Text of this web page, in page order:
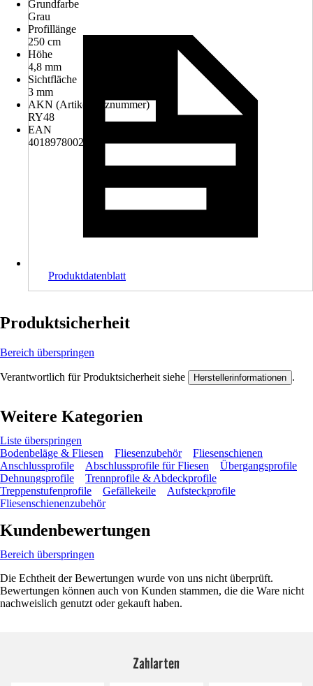
Grundfarbe
Grau
Profillänge
250 cm
Höhe
4,8 mm
Sichtfläche
3 mm
AKN (Artikelkurznummer)
RY48
EAN
4018978002663
Produktdatenblatt
Produktsicherheit
Bereich überspringen
Verantwortlich für Produktsicherheit siehe Herstellerinformationen .
Weitere Kategorien
Liste überspringen
Bodenbeläge & Fliesen
Fliesenzubehör
Fliesenschienen
Anschlussprofile
Abschlussprofile für Fliesen
Übergangsprofile
Dehnungsprofile
Trennprofile & Abdeckprofile
Treppenstufenprofile
Gefällekeile
Aufsteckprofile
Fliesenschienenzubehör
Kundenbewertungen
Bereich überspringen
Die Echtheit der Bewertungen wurde von uns nicht überprüft.
Bewertungen können auch von Kunden stammen, die die Ware nicht
nachweislich genutzt oder gekauft haben.
Zahlarten